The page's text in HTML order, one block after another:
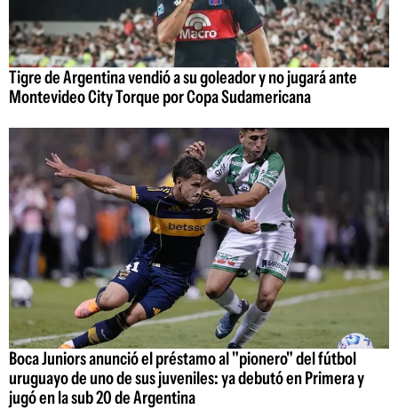
Tigre de Argentina vendió a su goleador y no jugará ante
Montevideo City Torque por Copa Sudamericana
Boca Juniors anunció el préstamo al "pionero" del fútbol
uruguayo de uno de sus juveniles: ya debutó en Primera y
jugó en la sub 20 de Argentina